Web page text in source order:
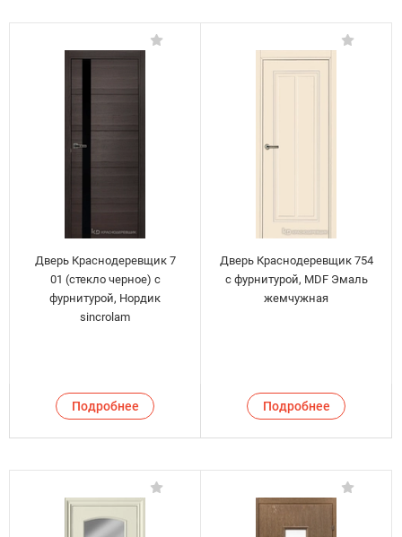
Дверь Краснодеревщик 7
01 (стекло черное) с
фурнитурой, Нордик
sincrolam
Подробнее
Дверь Краснодеревщик 754
с фурнитурой, MDF Эмаль
жемчужная
Подробнее